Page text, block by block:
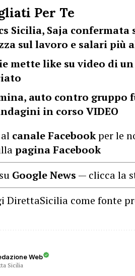
Per Te
Sicilia, Saja confermata
sul lavoro e salari
mette like su video di
auto contro gruppo
in corso VIDEO
canale Facebookper le
pagina Facebook
Google News — clicca la
DirettaSicilia come fonte
Web
Sicilia